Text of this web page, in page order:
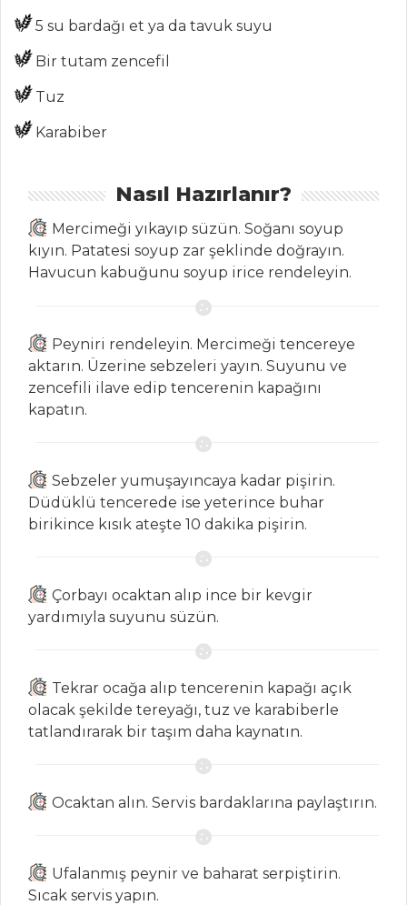
NARLI VE
KESTANELİ PİLAV
İÇECEKLER
Reyhan Şerbeti
Fesleğenli Ayran
Zerdeçallı Ayran
İçecekler Tüm
Tarifleri
SALATALAR
Cevizli Bat
Rokalı Pesto
Soslu Patates
Tarifleri
Tuzlu Çay
SUCUKLU BÖREK
5 su bardağı et ya da tavuk suyu
Bir tutam zencefil
Tuz
Karabiber
Nasıl Hazırlanır?
Mercimeği yıkayıp süzün. Soğanı soyup
kıyın. Patatesi soyup zar şeklinde doğrayın.
Havucun kabuğunu soyup irice rendeleyin.
Peyniri rendeleyin. Mercimeği tencereye
aktarın. Üzerine sebzeleri yayın. Suyunu ve
zencefili ilave edip tencerenin kapağını
kapatın.
Sebzeler yumuşayıncaya kadar pişirin.
Düdüklü tencerede ise yeterince buhar
birikince kısık ateşte 10 dakika pişirin.
Çorbayı ocaktan alıp ince bir kevgir
yardımıyla suyunu süzün.
Tekrar ocağa alıp tencerenin kapağı açık
olacak şekilde tereyağı, tuz ve karabiberle
tatlandırarak bir taşım daha kaynatın.
Ocaktan alın. Servis bardaklarına paylaştırın.
Ufalanmış peynir ve baharat serpiştirin.
Sıcak servis yapın.